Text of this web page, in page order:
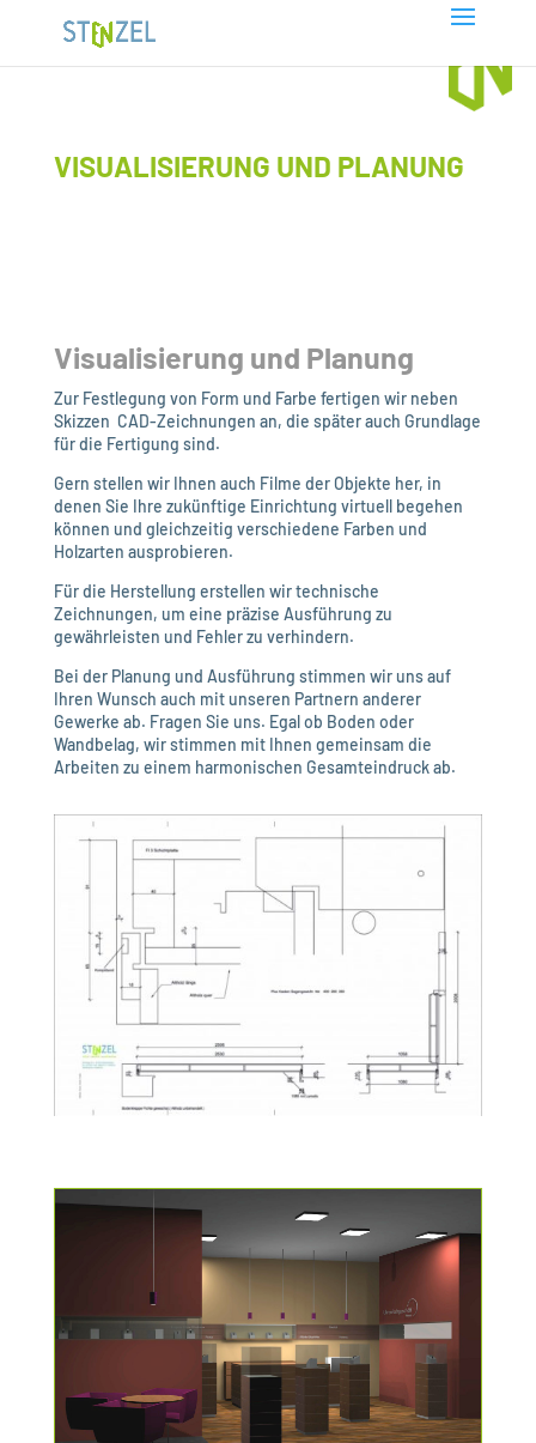
VISUALISIERUNG UND PLANUNG
Visualisierung und Planung
Zur Festlegung von Form und Farbe fertigen wir neben
Skizzen CAD-Zeichnungen an, die später auch Grundlage
für die Fertigung sind.
Gern stellen wir Ihnen auch Filme der Objekte her, in
denen Sie Ihre zukünftige Einrichtung virtuell begehen
können und gleichzeitig verschiedene Farben und
Holzarten ausprobieren.
Für die Herstellung erstellen wir technische
Zeichnungen, um eine präzise Ausführung zu
gewährleisten und Fehler zu verhindern.
Bei der Planung und Ausführung stimmen wir uns auf
Ihren Wunsch auch mit unseren Partnern anderer
Gewerke ab. Fragen Sie uns. Egal ob Boden oder
Wandbelag, wir stimmen mit Ihnen gemeinsam die
Arbeiten zu einem harmonischen Gesamteindruck ab.